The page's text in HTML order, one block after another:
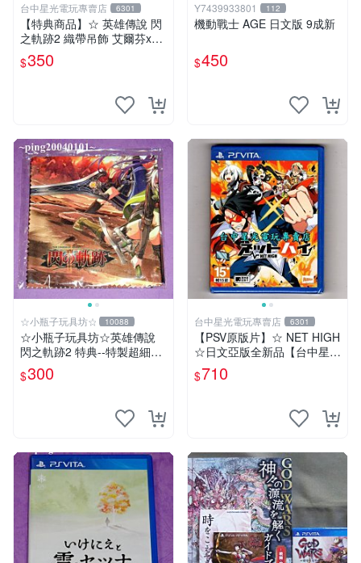
台中星光電玩專賣店 6301
【特典商品】☆ 英雄傳說 閃
之軌跡2 織帶吊飾 艾爾芬x奧
利巴特 ☆【官方授權商品】
台中星光電玩
$350
Y7439933801 112
機動戰士 AGE 日文版 9成新
$450
☆小瓶子玩具坊☆ 10088
☆小瓶子玩具坊☆英雄傳說
閃之軌跡2 特典--特製超細纖
維掛布 (無遊戲卡匣唷)
$300
台中星光電玩專賣店 6301
【PSV原版片】☆ NET HIGH
☆日文亞版全新品【台中星光
電玩】
$710